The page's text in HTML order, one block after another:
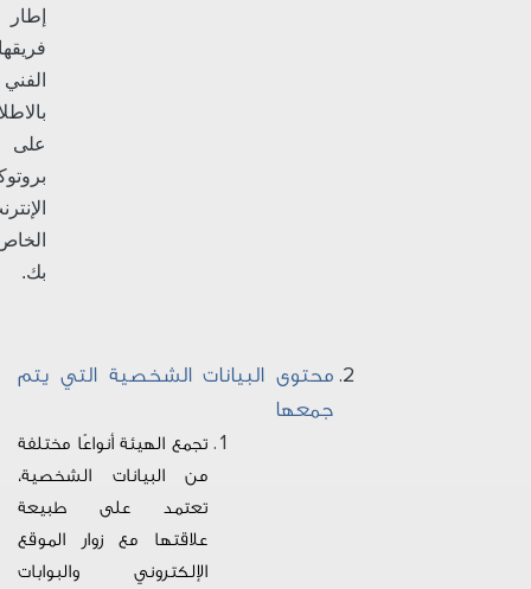
إطار
الفني
على
بك.
محتوى البيانات الشخصية التي يتم
جمعها
تجمع الهيئة أنواعًا مختلفة
من البيانات الشخصية،
تعتمد على طبيعة
علاقتها مع زوار الموقع
الإلكتروني والبوابات